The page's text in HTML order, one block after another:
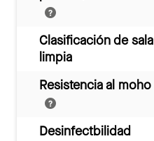
Clasificación de sala
limpia
Resistencia al moho
Desinfectbilidad